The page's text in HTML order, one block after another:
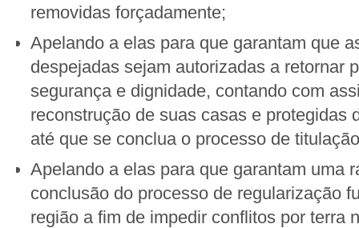
removidas forçadamente;
Apelando a elas para que garantam que
despejadas sejam autorizadas a retornar
segurança e dignidade, contando com
reconstrução de suas casas e protegidas
até que se conclua o processo de
Apelando a elas para que garantam uma
conclusão do processo de regularização
região a fim de impedir conflitos por terra